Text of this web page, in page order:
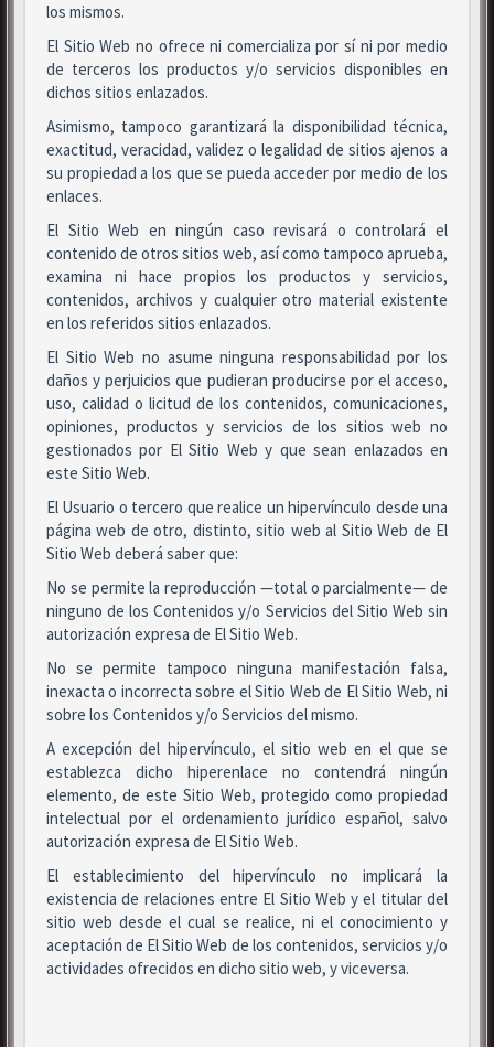
los mismos.
El Sitio Web no ofrece ni comercializa por sí ni por medio
de terceros los productos y/o servicios disponibles en
dichos sitios enlazados.
Asimismo, tampoco garantizará la disponibilidad técnica,
exactitud, veracidad, validez o legalidad de sitios ajenos a
su propiedad a los que se pueda acceder por medio de los
enlaces.
El Sitio Web en ningún caso revisará o controlará el
contenido de otros sitios web, así como tampoco aprueba,
examina ni hace propios los productos y servicios,
contenidos, archivos y cualquier otro material existente
en los referidos sitios enlazados.
El Sitio Web no asume ninguna responsabilidad por los
daños y perjuicios que pudieran producirse por el acceso,
uso, calidad o licitud de los contenidos, comunicaciones,
opiniones, productos y servicios de los sitios web no
gestionados por El Sitio Web y que sean enlazados en
este Sitio Web.
El Usuario o tercero que realice un hipervínculo desde una
página web de otro, distinto, sitio web al Sitio Web de El
Sitio Web deberá saber que:
No se permite la reproducción —total o parcialmente— de
ninguno de los Contenidos y/o Servicios del Sitio Web sin
autorización expresa de El Sitio Web.
No se permite tampoco ninguna manifestación falsa,
inexacta o incorrecta sobre el Sitio Web de El Sitio Web, ni
sobre los Contenidos y/o Servicios del mismo.
A excepción del hipervínculo, el sitio web en el que se
establezca dicho hiperenlace no contendrá ningún
elemento, de este Sitio Web, protegido como propiedad
intelectual por el ordenamiento jurídico español, salvo
autorización expresa de El Sitio Web.
El establecimiento del hipervínculo no implicará la
existencia de relaciones entre El Sitio Web y el titular del
sitio web desde el cual se realice, ni el conocimiento y
aceptación de El Sitio Web de los contenidos, servicios y/o
actividades ofrecidos en dicho sitio web, y viceversa.